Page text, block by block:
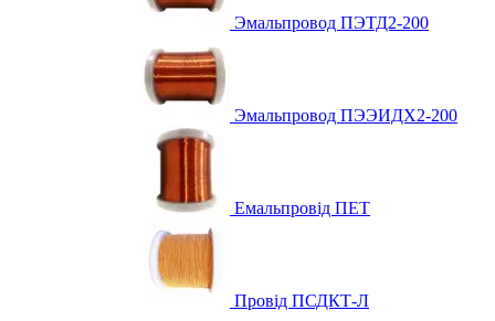
Эмальпровод ПЭТД2-200
Эмальпровод ПЭЭИДХ2-200
Емальпровід ПЕТ
Провід ПСДКТ-Л